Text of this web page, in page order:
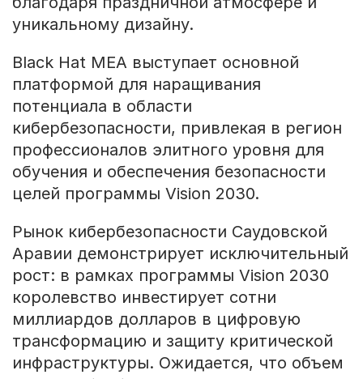
уникальному дизайну.
Black Hat MEA выступает основной
платформой для наращивания
потенциала в области
кибербезопасности, привлекая в регион
профессионалов элитного уровня для
обучения и обеспечения безопасности
целей программы Vision 2030.
Рынок кибербезопасности Саудовской
Аравии демонстрирует исключительный
рост: в рамках программы Vision 2030
королевство инвестирует сотни
миллиардов долларов в цифровую
трансформацию и защиту критической
инфраструктуры. Ожидается, что объем